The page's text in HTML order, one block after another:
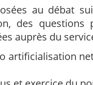
au débat
des
auprès du
artificialisation